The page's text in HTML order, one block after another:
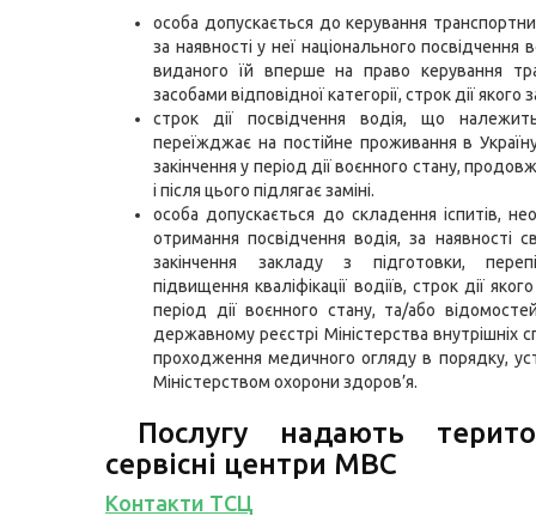
особа допускається до керування
за наявності у неї національного посвідчення
виданого їй вперше на право керування
засобами відповідної категорії, строк дії якого
строк дії посвідчення водія, що
переїжджає на постійне проживання в
закінчення у період дії воєнного стану,
і після цього підлягає заміні.
особа допускається до складення іспитів,
отримання посвідчення водія, за наявності
закінчення закладу з підготовки,
підвищення кваліфікації водіїв, строк дії
період дії воєнного стану, та/або
державному реєстрі Міністерства внутрішніх
проходження медичного огляду в порядку,
Міністерством охорони здоров’я.
Послугу надають
сервісні центри МВС
Контакти ТСЦ